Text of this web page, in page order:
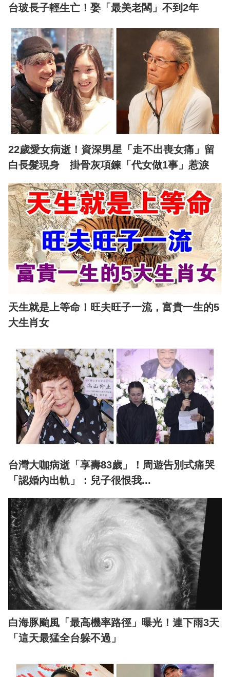
台玻長子輕生亡！娶「最美老闆」不到2年
22歲愛女病逝！資深男星「走不出喪女痛」留
白長髮現身 掛骨灰項鍊「代女做1事」惹淚
天生就是上等命！旺夫旺子一流，富貴一生的5
大生肖女
台灣大咖病逝「享壽83歲」！周遊告別式痛哭
「認婚內出軌」：兒子很恨我...
白海豚颱風「最高機率路徑」曝光！連下雨3天
「這天最猛全台躲不過」